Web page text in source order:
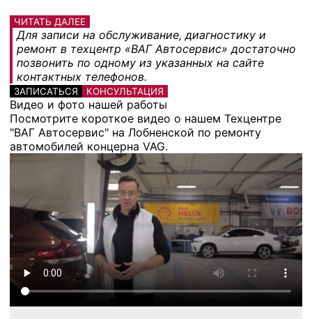
ЧИТАТЬ ДАЛЕЕ
Для записи на обслуживание, диагностику и
ремонт в техцентр «ВАГ Автосервис» достаточно
позвонить по одному из указанных на сайте
контактных телефонов.
ЗАПИСАТЬСЯ КОНСУЛЬТАЦИЯ
Видео и фото нашей работы
Посмотрите короткое видео о нашем Техцентре
"ВАГ Автосервис" на Лобненской по ремонту
автомобилей концерна VAG.